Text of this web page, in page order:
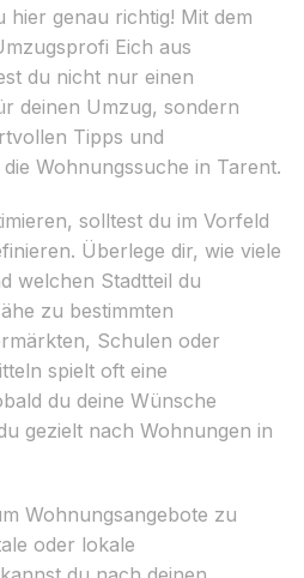
hier genau richtig! Mit dem
Eich aus
du nicht nur einen
deinen Umzug, sondern
Tipps und
Wohnungssuche in Tarent.
solltest du im Vorfeld
Überlege dir, wie viele
welchen Stadtteil du
zu bestimmten
Schulen oder
spielt oft eine
du deine Wünsche
gezielt nach Wohnungen in
Wohnungsangebote zu
oder lokale